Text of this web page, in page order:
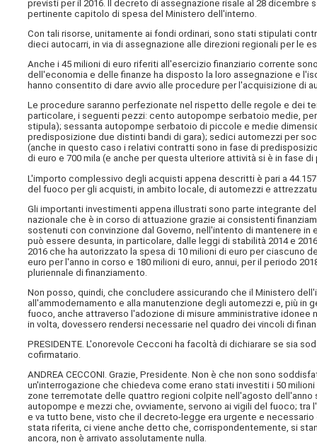
previsti per il 2016. Il decreto di assegnazione risale al 28
pertinente capitolo di spesa del Ministero dell'interno.
Con tali risorse, unitamente ai fondi ordinari, sono stati stipulati
dieci autocarri, in via di assegnazione alle direzioni regionali per le
Anche i 45 milioni di euro riferiti all'esercizio finanziario corrente
dell'economia e delle finanze ha disposto la loro assegnazione e
hanno consentito di dare avvio alle procedure per l'acquisizione di
Le procedure saranno perfezionate nel rispetto delle regole e dei
particolare, i seguenti pezzi: cento autopompe serbatoio medie,
stipula); sessanta autopompe serbatoio di piccole e medie
predisposizione due distinti bandi di gara); sedici automezzi per
(anche in questo caso i relativi contratti sono in fase di
di euro e 700 mila (e anche per questa ulteriore attività si è in fase
L'importo complessivo degli acquisti appena descritti è pari a
del fuoco per gli acquisti, in ambito locale, di automezzi e
Gli importanti investimenti appena illustrati sono parte integrante
nazionale che è in corso di attuazione grazie ai consistenti
sostenuti con convinzione dal Governo, nell'intento di mantenere
può essere desunta, in particolare, dalle leggi di stabilità 2014 e
2016 che ha autorizzato la spesa di 10 milioni di euro per ciascuno
euro per l'anno in corso e 180 milioni di euro, annui, per il periodo
pluriennale di finanziamento.
Non posso, quindi, che concludere assicurando che il Ministero
all'ammodernamento e alla manutenzione degli automezzi e, più in
fuoco, anche attraverso l'adozione di misure amministrative
in volta, dovessero rendersi necessarie nel quadro dei vincoli di
PRESIDENTE. L'onorevole Cecconi ha facoltà di dichiarare se sia
cofirmatario.
ANDREA CECCONI. Grazie, Presidente. Non è che non sono
un'interrogazione che chiedeva come erano stati investiti i 50
zone terremotate delle quattro regioni colpite nell'agosto
autopompe e mezzi che, ovviamente, servono ai vigili del fuoco;
e va tutto bene, visto che il decreto-legge era urgente e
stata riferita, ci viene anche detto che, corrispondentemente, si
ancora, non è arrivato assolutamente nulla.